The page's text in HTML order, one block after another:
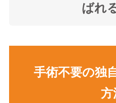
ばれ
手術不要の独
方